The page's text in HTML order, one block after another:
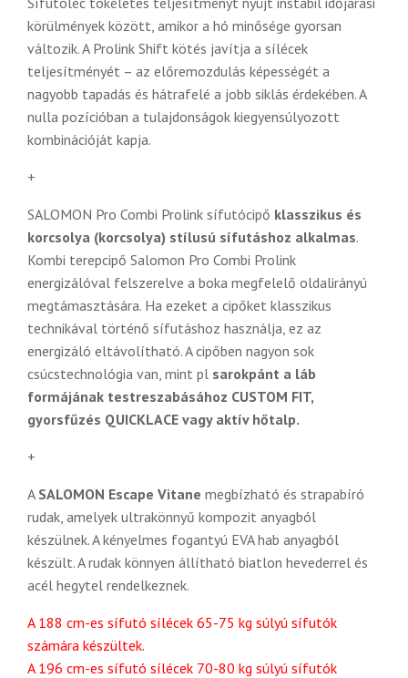
körülmények között, amikor a hó minősége gyorsan
változik. A Prolink Shift kötés javítja a sílécek
teljesítményét – az előremozdulás képességét a
nagyobb tapadás és hátrafelé a jobb siklás érdekében. A
nulla pozícióban a tulajdonságok kiegyensúlyozott
kombinációját kapja.
+
SALOMON Pro Combi Prolink sífutócipő klasszikus és
korcsolya (korcsolya) stílusú sífutáshoz alkalmas.
Kombi terepcipő Salomon Pro Combi Prolink
energizálóval felszerelve a boka megfelelő oldalirányú
megtámasztására. Ha ezeket a cipőket klasszikus
technikával történő sífutáshoz használja, ez az
energizáló eltávolítható. A cipőben nagyon sok
csúcstechnológia van, mint pl sarokpánt a láb
formájának testreszabásához CUSTOM FIT,
gyorsfűzés QUICKLACE vagy aktív hőtalp.
+
A SALOMON Escape Vitane megbízható és strapabíró
rudak, amelyek ultrakönnyű kompozit anyagból
készülnek. A kényelmes fogantyú EVA hab anyagból
készült. A rudak könnyen állítható biatlon hevederrel és
acél hegytel rendelkeznek.
A 188 cm-es sífutó sílécek 65-75 kg súlyú sífutók
számára készültek.
A 196 cm-es sífutó sílécek 70-80 kg súlyú sífutók